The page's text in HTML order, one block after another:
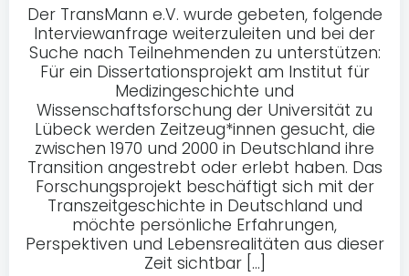
Der TransMann e.V. wurde gebeten, folgende
Interviewanfrage weiterzuleiten und bei der
Suche nach Teilnehmenden zu unterstützen:
Für ein Dissertationsprojekt am Institut für
Medizingeschichte und
Wissenschaftsforschung der Universität zu
Lübeck werden Zeitzeug*innen gesucht, die
zwischen 1970 und 2000 in Deutschland ihre
Transition angestrebt oder erlebt haben. Das
Forschungsprojekt beschäftigt sich mit der
Transzeitgeschichte in Deutschland und
möchte persönliche Erfahrungen,
Perspektiven und Lebensrealitäten aus dieser
Zeit sichtbar […]